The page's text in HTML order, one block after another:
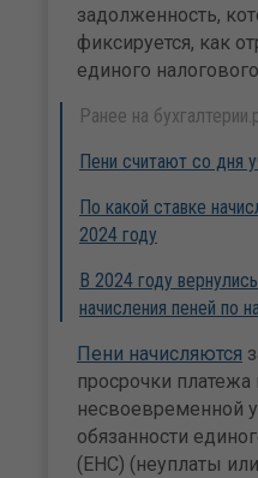
задолженность,
фиксируется, как
единого налогового
Ранее на
Пени считают со дня
По какой ставке
2024 году
В 2024 году
начисления пеней по
Пени начисляются
просрочки
несвоевременной
обязанности
(ЕНС) (неуплаты